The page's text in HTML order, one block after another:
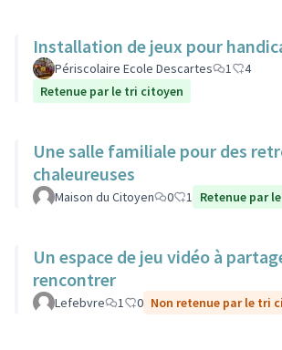
Installation de jeux pour
Périscolaire Ecole Descartes 1
4
Retenue par le tri citoyen
Une salle familiale pour des
chaleureuses
Maison du Citoyen 0 1 Retenue par
Un espace de jeu vidéo à
rencontrer
Lefebvre 1 0 Non retenue par le tri